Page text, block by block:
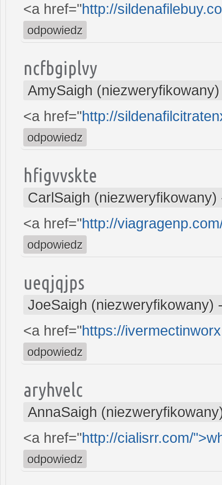
<a href="http://
odpowiedz
ncfbgiplvy
AmySaigh (niezweryfikowany)
<a href="http://
odpowiedz
hfigvvskte
CarlSaigh (niezweryfikowany)
<a href="http://
odpowiedz
ueqjqjps
JoeSaigh (niezweryfikowany)
<a href="https://
odpowiedz
aryhvelc
AnnaSaigh
<a href="http://cialisrr.com/
odpowiedz